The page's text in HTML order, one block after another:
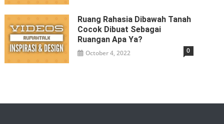
Ruang Rahasia Dibawah Tanah
Cocok Dibuat Sebagai
Ruangan Apa Ya?
October 4, 2022 0